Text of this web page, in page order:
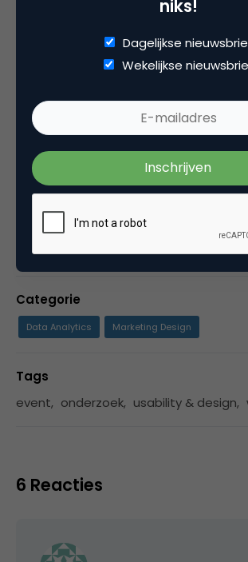
op nationale en internationale
verzorgt hij cursussen via onder
is inmiddels uitgegroeid tot een
bureau met meer dan 100 nationale
internationale klanten.
van corporates als SNS, Harman
NS tot toonaangevende e-
Kamera-Express, New York Pizza en
Categorie
Data Analytics Marketing Design
Tags
event, onderzoek, usability & design,
6 Reacties
niks!
Dagelijkse
Wekelijkse